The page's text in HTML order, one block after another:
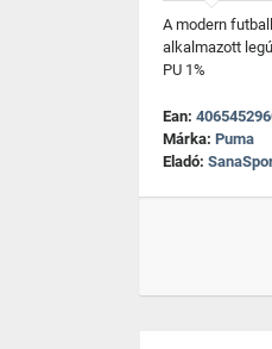
A modern
alkalmazott
PU 1%
Ean:
Márka: Puma
Eladó: